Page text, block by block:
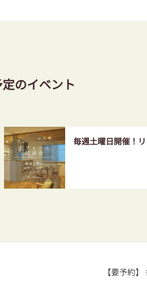
のイベント
毎週土曜日開催！
【要予約